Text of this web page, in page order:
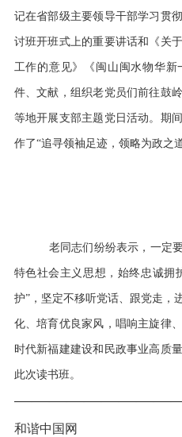
记在省部级主要领导干部学习贯
讨班开班式上的重要讲话和《关
工作的意见》《闽山闽水物华
件、文献，组织老党员们前往鼓
等地开展支部主题党日活动。期
作了“追寻领袖足迹，领略为政之
老同志们纷纷表示，一定
特色社会主义思想，始终忠诚拥
护”，坚定不移听党话、跟党走，
化、培育优良家风，唱响主旋律
时代新福建建设和民政事业高质
此次读书班。
和谐中国网